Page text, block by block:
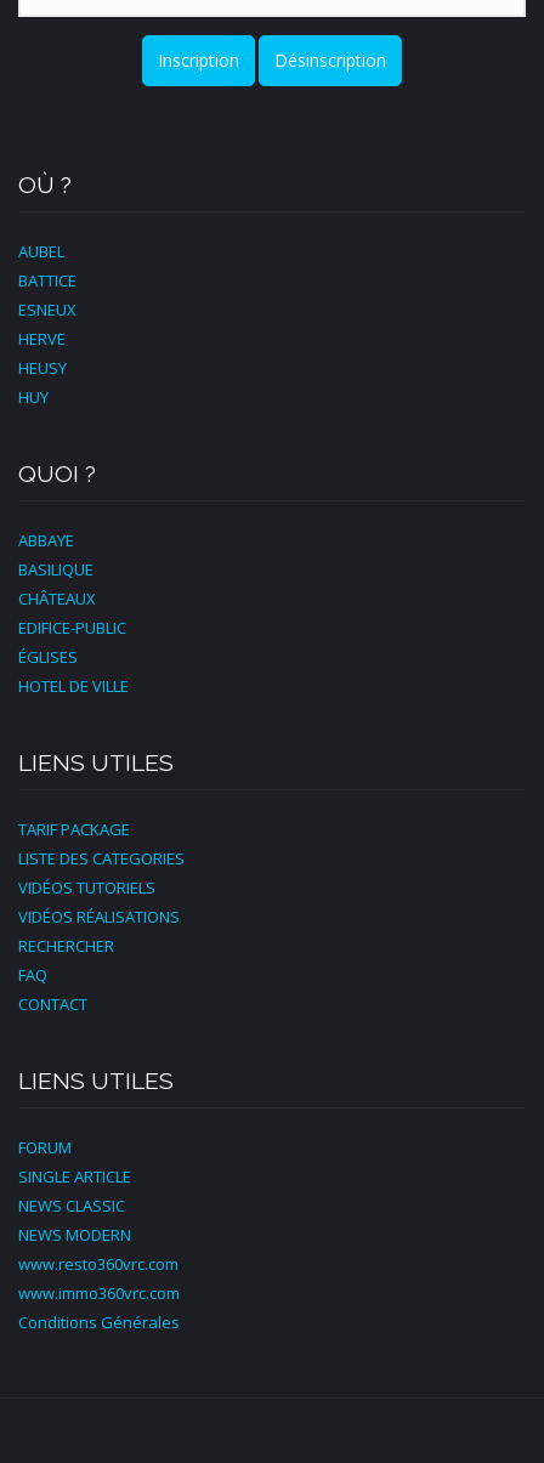
Inscription Désinscription
OÙ ?
AUBEL
BATTICE
ESNEUX
HERVE
HEUSY
HUY
QUOI ?
ABBAYE
BASILIQUE
CHÂTEAUX
EDIFICE-PUBLIC
ÉGLISES
HOTEL DE VILLE
LIENS UTILES
TARIF PACKAGE
LISTE DES CATEGORIES
VIDÉOS TUTORIELS
VIDÉOS RÉALISATIONS
RECHERCHER
FAQ
CONTACT
LIENS UTILES
FORUM
SINGLE ARTICLE
NEWS CLASSIC
NEWS MODERN
www.resto360vrc.com
www.immo360vrc.com
Conditions Générales